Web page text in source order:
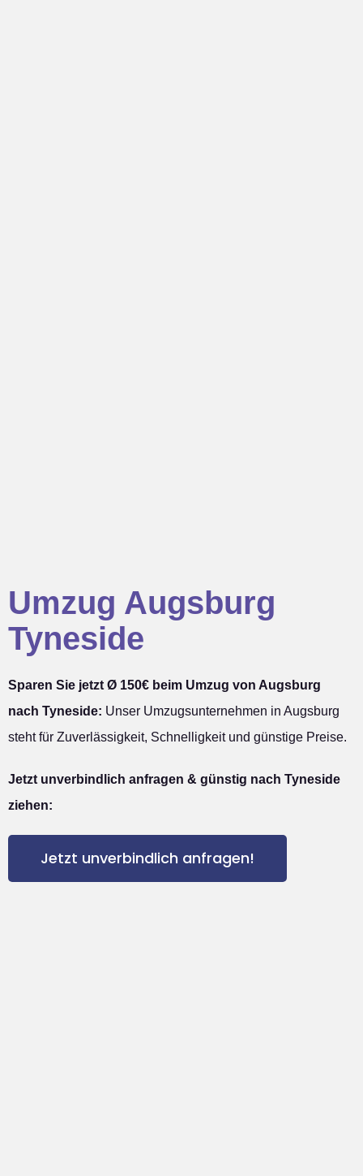
Umzug Augsburg
Tyneside
Sparen Sie jetzt Ø 150€ beim Umzug von Augsburg
nach Tyneside: Unser Umzugsunternehmen in Augsburg
steht für Zuverlässigkeit, Schnelligkeit und günstige Preise.
Jetzt unverbindlich anfragen & günstig nach Tyneside
ziehen:
Jetzt unverbindlich anfragen!